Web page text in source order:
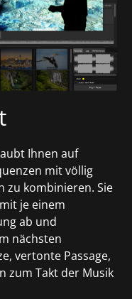
Ihnen auf
mit völlig
zu kombinieren. Sie
je einem
ab und
nächsten
vertonte Passage,
zum Takt der Musik